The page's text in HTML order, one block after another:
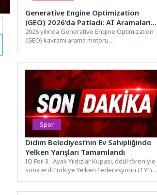
Generative Engine Optimization
(GEO) 2026’da Patladı: AI Aramaları
İçin Yeni Kurallar
2026 yılında Generative Engine Optimization
(GEO) kavramı arama motoru
Spor
Didim Belediyesi’nin Ev Sahipliğinde
Yelken Yarışları Tamamlandı
IQ Foil 3. Ayak Yıldızlar Kupası, ödül töreniyle
sona erdiTürkiye Yelken Federasyonu (TYF)